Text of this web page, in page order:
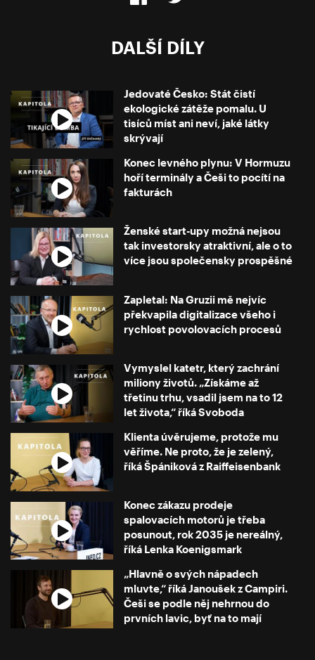
DALŠÍ DÍLY
Jedovaté Česko: Stát čistí
ekologické zátěže pomalu. U
tisíců míst ani neví, jaké látky
skrývají
Konec levného plynu: V Hormuzu
hoří terminály a Češi to pocítí na
fakturách
Ženské start-upy možná nejsou
tak investorsky atraktivní, ale o to
více jsou společensky prospěšné
Zapletal: Na Gruzii mě nejvíc
překvapila digitalizace všeho i
rychlost povolovacích procesů
Vymyslel katetr, který zachrání
miliony životů. „Získáme až
třetinu trhu, vsadil jsem na to 12
let života,“ říká Svoboda
Klienta úvěrujeme, protože mu
věříme. Ne proto, že je zelený,
říká Špániková z Raiffeisenbank
Konec zákazu prodeje
spalovacích motorů je třeba
posunout, rok 2035 je nereálný,
říká Lenka Koenigsmark
„Hlavně o svých nápadech
mluvte,“ říká Janoušek z Campiri.
Češi se podle něj nehrnou do
prvních lavic, byť na to mají